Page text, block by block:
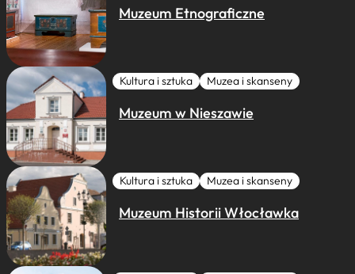
Muzeum Etnograficzne
Kultura i sztuka Muzea i skanseny
Muzeum w Nieszawie
Kultura i sztuka Muzea i skanseny
Muzeum Historii Włocławka